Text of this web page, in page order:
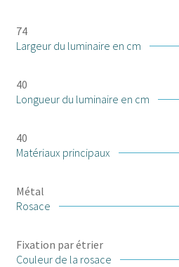
74
Largeur du luminaire en cm
40
Longueur du luminaire en cm
40
Matériaux principaux
Métal
Rosace
Fixation par étrier
Couleur de la rosace